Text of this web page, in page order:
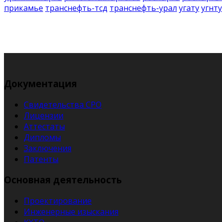
прикамье транснефть-тсд транснефть-урал угатуугнту
Документация
Свидетельства СРО
Лицензии
Аттестаты
Дипломы
Заключения
Патенты
Основная деятельность
Проектирование
Инженерные изыскания